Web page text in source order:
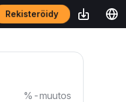
Rekisteröidy
%-muutos